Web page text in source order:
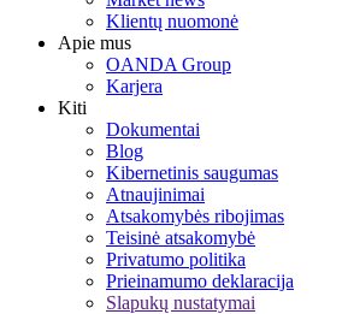
Klientų nuomonė
Apie mus
OANDA Group
Karjera
Kiti
Dokumentai
Blog
Kibernetinis saugumas
Atnaujinimai
Atsakomybės ribojimas
Teisinė atsakomybė
Privatumo politika
Prieinamumo deklaracija
Slapukų nustatymai